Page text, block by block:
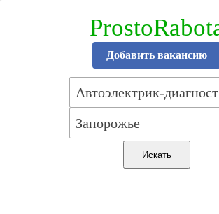
Добавить вакансию